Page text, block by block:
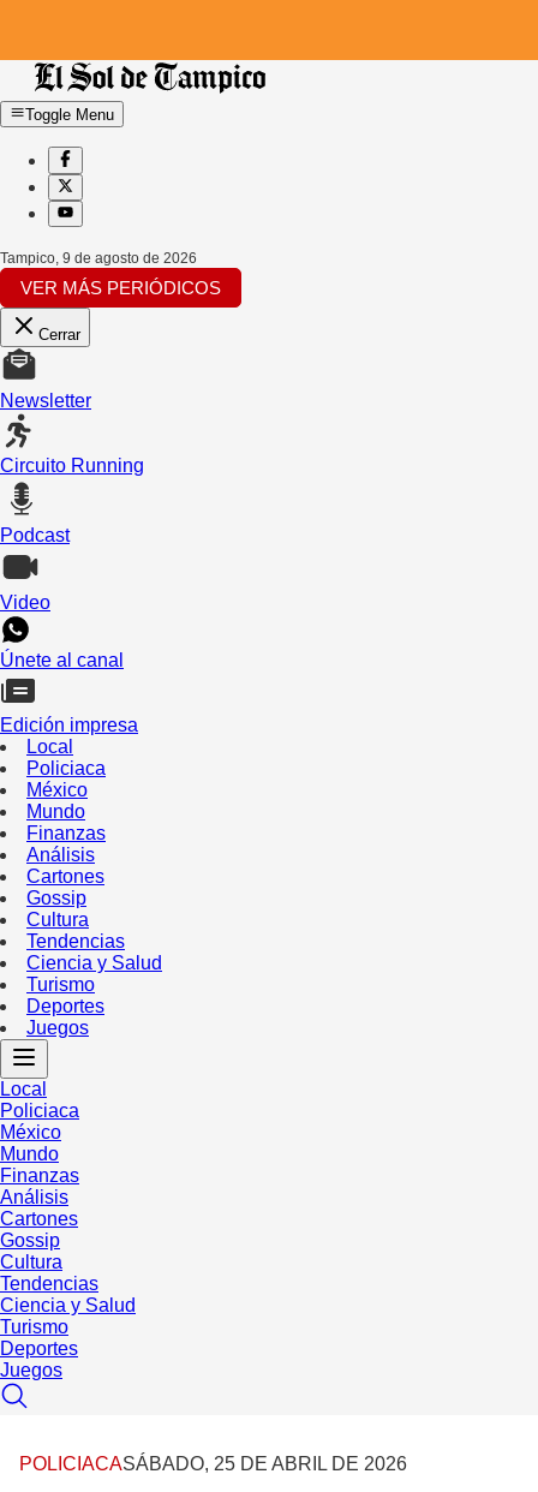
Toggle Menu
Tampico, 9 de agosto de 2026
VER MÁS PERIÓDICOS
Cerrar
Newsletter
Circuito Running
Podcast
Video
Únete al canal
Edición impresa
Local
Policiaca
México
Mundo
Finanzas
Análisis
Cartones
Gossip
Cultura
Tendencias
Ciencia y Salud
Turismo
Deportes
Juegos
Local
Policiaca
México
Mundo
Finanzas
Análisis
Cartones
Gossip
Cultura
Tendencias
Ciencia y Salud
Turismo
Deportes
Juegos
POLICIACASÁBADO, 25 DE ABRIL DE 2026